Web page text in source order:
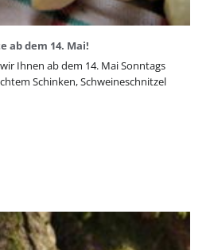
ab dem 14. Mai!
Ihnen ab dem 14. Mai Sonntags
Schinken, Schweineschnitzel